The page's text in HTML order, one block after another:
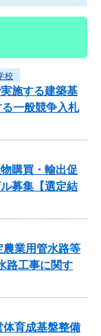
校
施する建築基
一般競争入札
購買・輸出促
募集【選定結
業用管水路等
工事に関す
育成基盤整備